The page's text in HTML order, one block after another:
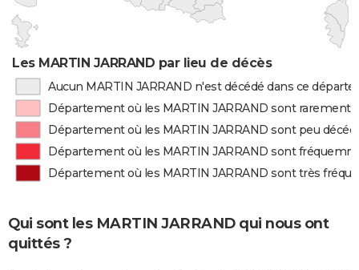
Les MARTIN JARRAND par lieu de décès
Aucun MARTIN JARRAND n'est décédé dans ce
Département où les MARTIN JARRAND sont rarement
Département où les MARTIN JARRAND sont peu
Département où les MARTIN JARRAND sont
Département où les MARTIN JARRAND sont très
Qui sont les MARTIN JARRAND qui nous ont
quittés ?